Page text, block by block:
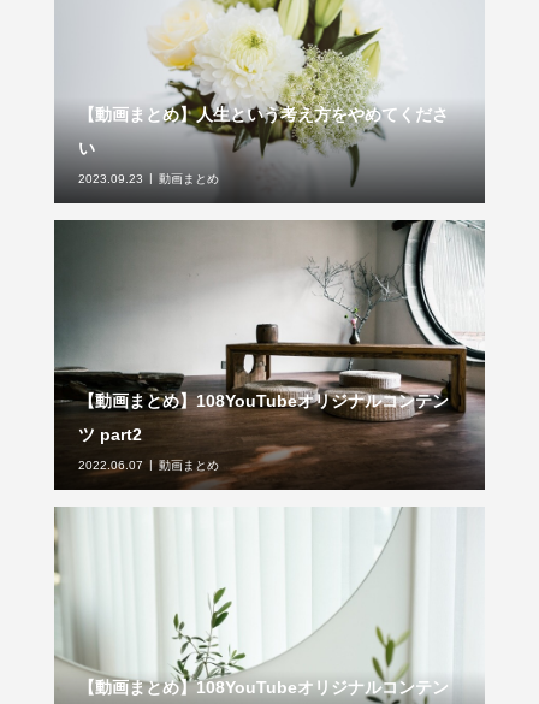
【動画まとめ】人生という考え方をやめてくださ
い
2023.09.23 動画まとめ
【動画まとめ】108YouTubeオリジナルコンテン
ツ part2
2022.06.07 動画まとめ
【動画まとめ】108YouTubeオリジナルコンテン